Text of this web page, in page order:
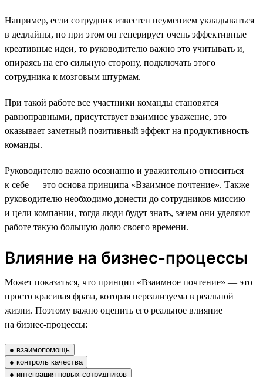
Например, если сотрудник известен неумением укладываться
в дедлайны, но при этом он генерирует очень эффективные
креативные идеи, то руководителю важно это учитывать и,
опираясь на его сильную сторону, подключать этого
сотрудника к мозговым штурмам.
При такой работе все участники команды становятся
равноправными, присутствует взаимное уважение, это
оказывает заметный позитивный эффект на продуктивность
команды.
Руководителю важно осознанно и уважительно относиться
к себе — это основа принципа «Взаимное почтение». Также
руководителю необходимо донести до сотрудников миссию
и цели компании, тогда люди будут знать, зачем они уделяют
работе такую большую долю своего времени.
Влияние на бизнес-процессы
Может показаться, что принцип «Взаимное почтение» — это
просто красивая фраза, которая нереализуема в реальной
жизни. Поэтому важно оценить его реальное влияние
на бизнес-процессы:
● взаимопомощь
● контроль качества
● интеграция новых сотрудников